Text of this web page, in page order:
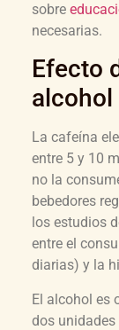
sobre
necesarias.
Efecto
alcohol
La cafeína
entre 5 y 10
no la
bebedores
los estudios
entre el
diarias) y la
El alcohol es
dos